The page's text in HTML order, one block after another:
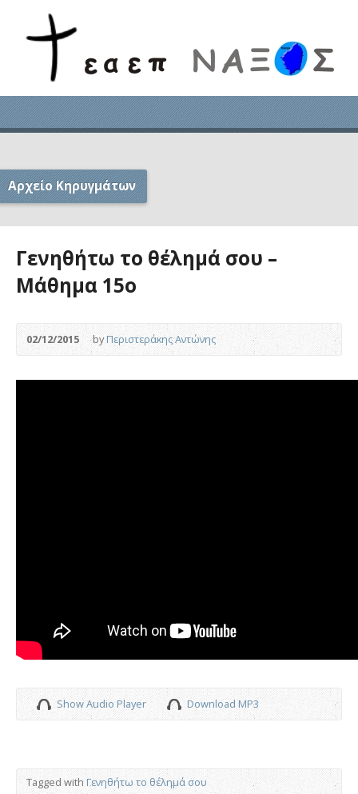
Αρχείο Κηρυγμάτων
Γενηθήτω το θέλημά σου –
Μάθημα 15ο
02/12/2015 byΠεριστεράκης Αντώνης
Show Audio Player Download MP3
Tagged withΓενηθήτω το θέλημά σου